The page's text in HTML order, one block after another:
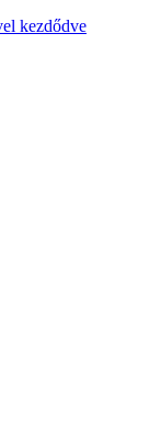
kezdődve